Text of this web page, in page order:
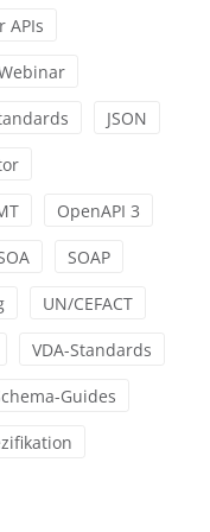
APIs
Webinar
JSON
OpenAPI 3
SOAP
UN/CEFACT
VDA-Standards
Guides